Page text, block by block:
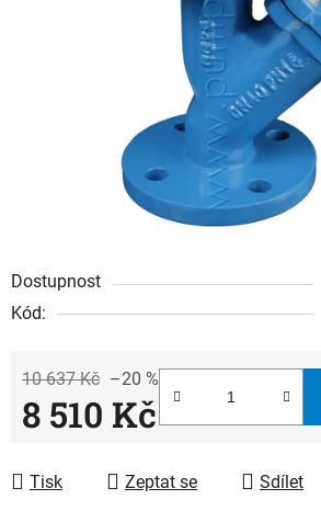
Dostupnost
Kód:
10 637 Kč –20 %
8 510 Kč
Tisk Zeptat se Sdílet